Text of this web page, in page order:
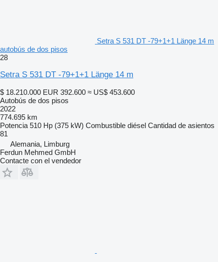
Setra S 531 DT -79+1+1 Länge 14 m
autobús de dos pisos
28
Setra S 531 DT -79+1+1 Länge 14 m
$ 18.210.000 EUR 392.600 ≈ US$ 453.600
Autobús de dos pisos
2022
774.695 km
Potencia 510 Hp (375 kW) Combustible diésel Cantidad de asientos
81
Alemania, Limburg
Ferdun Mehmed GmbH
Contacte con el vendedor